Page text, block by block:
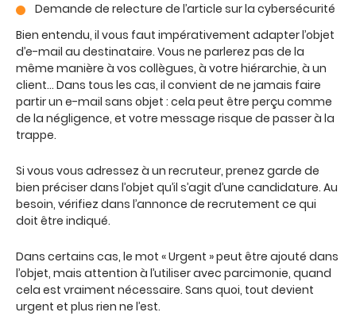
Demande de relecture de l’article sur la cybersécurité
Bien entendu, il vous faut impérativement adapter l’objet
d’e-mail au destinataire. Vous ne parlerez pas de la
même manière à vos collègues, à votre hiérarchie, à un
client… Dans tous les cas, il convient de ne jamais faire
partir un e-mail sans objet : cela peut être perçu comme
de la négligence, et votre message risque de passer à la
trappe.
Si vous vous adressez à un recruteur, prenez garde de
bien préciser dans l’objet qu’il s’agit d’une candidature. Au
besoin, vérifiez dans l’annonce de recrutement ce qui
doit être indiqué.
Dans certains cas, le mot « Urgent » peut être ajouté dans
l’objet, mais attention à l’utiliser avec parcimonie, quand
cela est vraiment nécessaire. Sans quoi, tout devient
urgent et plus rien ne l’est.